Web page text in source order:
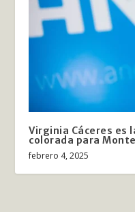
Virginia Cáceres
colorada para
febrero 4, 2025